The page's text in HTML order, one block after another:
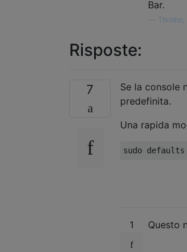
Bar.
Thrillho,
Risposte:
7
Se la console
predefinita.
Una rapida
sudo
1 Questo